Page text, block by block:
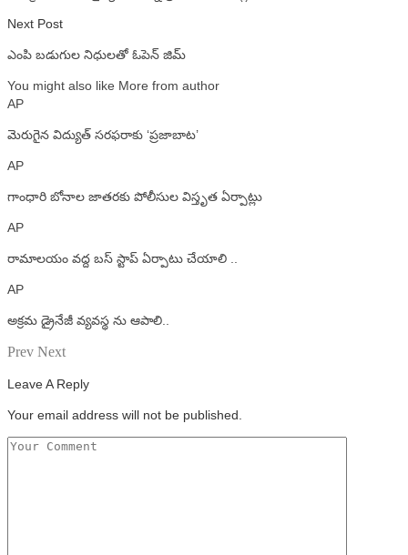
Next Post
ఎంపి బడుగుల నిధులతో ఓపెన్ జిమ్
You might also like More from author
AP
మెరుగైన విద్యుత్ సరఫరాకు ‘ప్రజాబాట’
AP
గాంధారి బోనాల జాతరకు పోలీసుల విస్తృత ఏర్పాట్లు
AP
రామాలయం వద్ద బస్ స్టాప్ ఏర్పాటు చేయాలి ..
AP
అక్రమ డ్రైనేజీ వ్యవస్థ ను ఆపాలి..
Prev Next
Leave A Reply
Your email address will not be published.